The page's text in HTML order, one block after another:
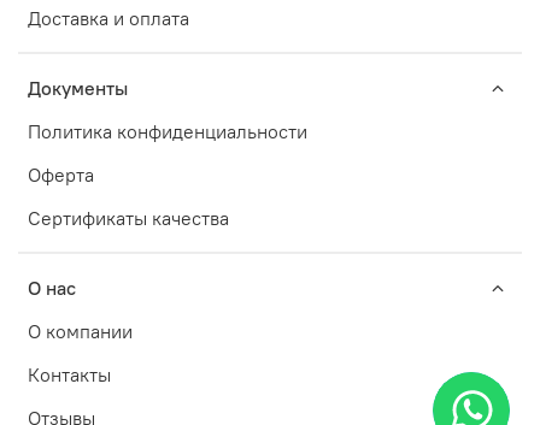
Доставка и оплата
Документы
Политика конфиденциальности
Оферта
Сертификаты качества
О нас
О компании
Контакты
Отзывы